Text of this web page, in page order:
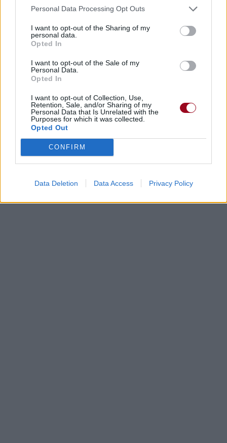
Personal Data Processing Opt Outs
I want to opt-out of the Sharing of my
personal data.
Opted In
I want to opt-out of the Sale of my
Personal Data.
Opted In
I want to opt-out of Collection, Use,
Retention, Sale, and/or Sharing of my
Personal Data that Is Unrelated with the
Purposes for which it was collected.
Opted Out
CONFIRM
Data Deletion Data Access Privacy Policy